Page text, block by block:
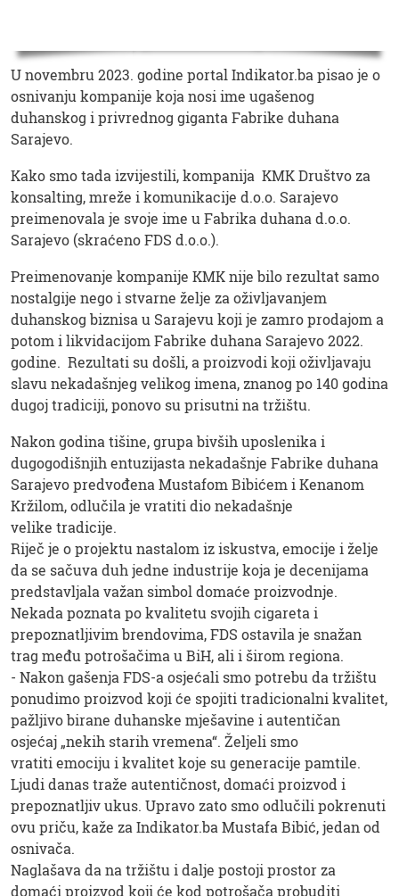
U novembru 2023. godine portal Indikator.ba pisao je o
osnivanju kompanije koja nosi ime ugašenog
duhanskog i privrednog giganta Fabrike duhana
Sarajevo.
Kako smo tada izvijestili, kompanija KMK Društvo za
konsalting, mreže i komunikacije d.o.o. Sarajevo
preimenovala je svoje ime u Fabrika duhana d.o.o.
Sarajevo (skraćeno FDS d.o.o.).
Preimenovanje kompanije KMK nije bilo rezultat samo
nostalgije nego i stvarne želje za oživljavanjem
duhanskog biznisa u Sarajevu koji je zamro prodajom a
potom i likvidacijom Fabrike duhana Sarajevo 2022.
godine. Rezultati su došli, a proizvodi koji oživljavaju
slavu nekadašnjeg velikog imena, znanog po 140 godina
dugoj tradiciji, ponovo su prisutni na tržištu.
Nakon godina tišine, grupa bivših uposlenika i
dugogodišnjih entuzijasta nekadašnje Fabrike duhana
Sarajevo predvođena Mustafom Bibićem i Kenanom
Kržilom, odlučila je vratiti dio nekadašnje
velike tradicije.
Riječ je o projektu nastalom iz iskustva, emocije i želje
da se sačuva duh jedne industrije koja je decenijama
predstavljala važan simbol domaće proizvodnje.
Nekada poznata po kvalitetu svojih cigareta i
prepoznatljivim brendovima, FDS ostavila je snažan
trag među potrošačima u BiH, ali i širom regiona.
- Nakon gašenja FDS-a osjećali smo potrebu da tržištu
ponudimo proizvod koji će spojiti tradicionalni kvalitet,
pažljivo birane duhanske mješavine i autentičan
osjećaj „nekih starih vremena“. Željeli smo
vratiti emociju i kvalitet koje su generacije pamtile.
Ljudi danas traže autentičnost, domaći proizvod i
prepoznatljiv ukus. Upravo zato smo odlučili pokrenuti
ovu priču, kaže za Indikator.ba Mustafa Bibić, jedan od
osnivača.
Naglašava da na tržištu i dalje postoji prostor za
domaći proizvod koji će kod potrošača probuditi